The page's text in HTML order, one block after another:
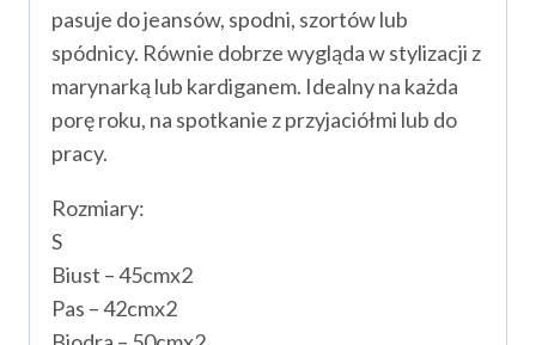
pasuje do jeansów, spodni, szortów lub
spódnicy. Równie dobrze wygląda w stylizacji z
marynarką lub kardiganem. Idealny na każda
porę roku, na spotkanie z przyjaciółmi lub do
pracy.
Rozmiary:
S
Biust – 45cmx2
Pas – 42cmx2